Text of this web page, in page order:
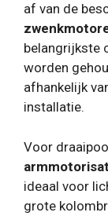
af van de
belangrijkste
worden
afhankelijk
installatie.
Voor
ideaal voor
grote